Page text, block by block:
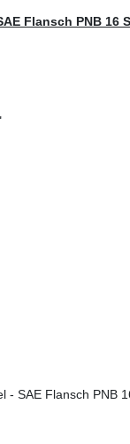
Flansch PNB 16
- SAE Flansch PNB